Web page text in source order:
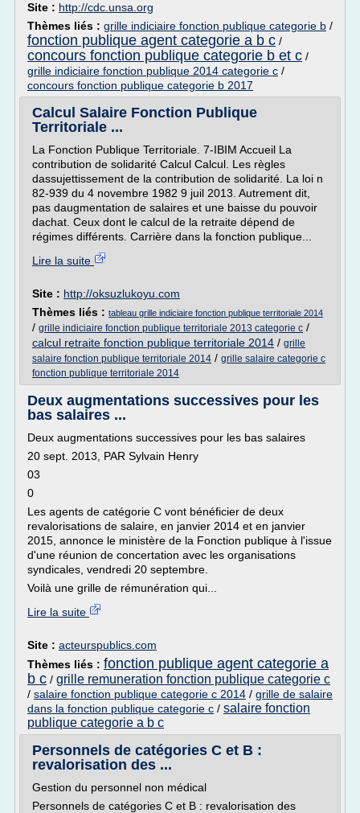
Site : http://cdc.unsa.org
Thèmes liés : grille indiciaire fonction publique categorie b /
fonction publique agent categorie a b c /
concours fonction publique categorie b et c /
grille indiciaire fonction publique 2014 categorie c /
concours fonction publique categorie b 2017
Calcul Salaire Fonction Publique
Territoriale ...
La Fonction Publique Territoriale. 7-IBIM Accueil La
contribution de solidarité Calcul Calcul. Les règles
dassujettissement de la contribution de solidarité. La loi n
82-939 du 4 novembre 1982 9 juil 2013. Autrement dit,
pas daugmentation de salaires et une baisse du pouvoir
dachat. Ceux dont le calcul de la retraite dépend de
régimes différents. Carrière dans la fonction publique...
Lire la suite
Site : http://oksuzlukoyu.com
Thèmes liés : tableau grille indiciaire fonction publique territoriale 2014
/ grille indiciaire fonction publique territoriale 2013 categorie c /
calcul retraite fonction publique territoriale 2014 / grille
salaire fonction publique territoriale 2014 / grille salaire categorie c
fonction publique territoriale 2014
Deux augmentations successives pour les
bas salaires ...
Deux augmentations successives pour les bas salaires
20 sept. 2013, PAR Sylvain Henry
03
0
Les agents de catégorie C vont bénéficier de deux
revalorisations de salaire, en janvier 2014 et en janvier
2015, annonce le ministère de la Fonction publique à l'issue
d'une réunion de concertation avec les organisations
syndicales, vendredi 20 septembre.
Voilà une grille de rémunération qui...
Lire la suite
Site : acteurspublics.com
Thèmes liés : fonction publique agent categorie a
b c / grille remuneration fonction publique categorie c
/ salaire fonction publique categorie c 2014 / grille de salaire
dans la fonction publique categorie c / salaire fonction
publique categorie a b c
Personnels de catégories C et B :
revalorisation des ...
Gestion du personnel non médical
Personnels de catégories C et B : revalorisation des